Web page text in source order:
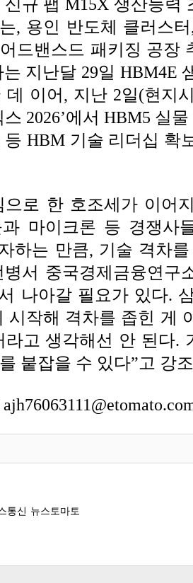
규 팹 M15X 생산능력
, 용인 반도체 클러스
드밴스드 패키징 공장
지난달 29일 HBM4E
데 이어, 지난 2일(현지
스 2026’에서 HBM5 실
등 HBM 기술 리더십 확
으로 한 호조세가 이어
마이크론 등 경쟁사
하는 만큼, 기술 격차
병서 중국경제금융연구
나아갈 필요가 있다.
시작해 격차를 좁힌 게
라고 생각해선 안 된다.
붙잡을 수 있다”고 강
통신 뉴스토마토